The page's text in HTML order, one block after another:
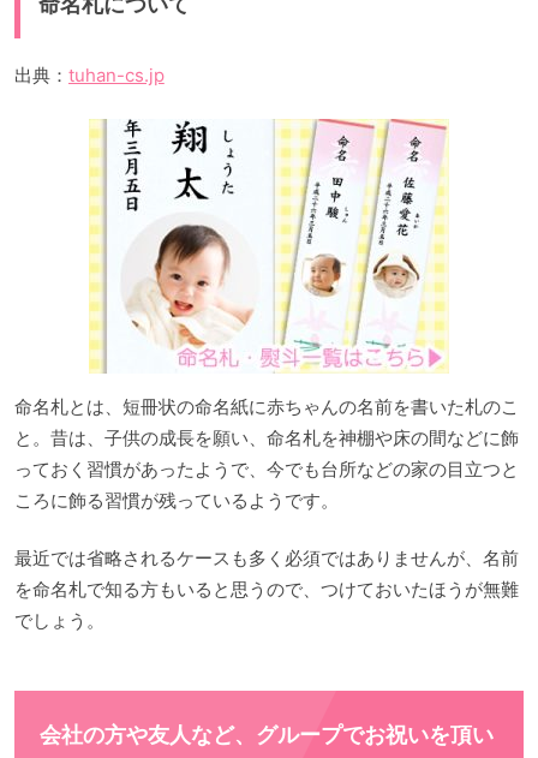
出典： tuhan-cs.jp
命名札とは、短冊状の命名紙に赤ちゃんの名前を書いた札のこ
と。昔は、子供の成長を願い、命名札を神棚や床の間などに飾
っておく習慣があったようで、今でも台所などの家の目立つと
ころに飾る習慣が残っているようです。
最近では省略されるケースも多く必須ではありませんが、名前
を命名札で知る方もいると思うので、つけておいたほうが無難
でしょう。
会社の方や友人など、グループでお祝いを頂い